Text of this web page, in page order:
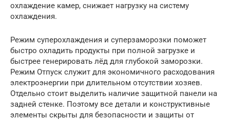
охлаждение камер, снижает нагрузку на систему
охлаждения.
Режим суперохлаждения и суперзаморозки поможет
быстро охладить продукты при полной загрузке и
быстрее генерировать лёд для глубокой заморозки.
Режим Отпуск служит для экономичного расходования
электроэнергии при длительном отсутствии хозяев.
Отдельно стоит выделить наличие защитной панели на
задней стенке. Поэтому все детали и конструктивные
элементы скрыты для безопасности и защиты от